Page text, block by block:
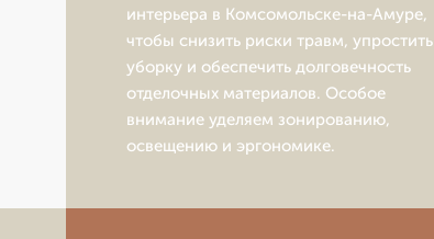
интерьера в Комсомольске-на-Амуре,
чтобы снизить риски травм, упростить
уборку и обеспечить долговечность
отделочных материалов. Особое
внимание уделяем зонированию,
освещению и эргономике.